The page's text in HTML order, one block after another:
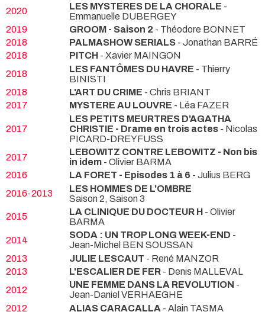
2020
LES MYSTERES DE LA CHORALE -
Emmanuelle DUBERGEY
2019
GROOM - Saison 2 - Théodore BONNET
2018
PALMASHOW SERIALS - Jonathan BARRÉ
2018
PITCH - Xavier MAINGON
2018
LES FANTÔMES DU HAVRE - Thierry
BINISTI
2018
L'ART DU CRIME - Chris BRIANT
2017
MYSTERE AU LOUVRE - Léa FAZER
2017
LES PETITS MEURTRES D'AGATHA
CHRISTIE - Drame en trois actes - Nicolas
PICARD-DREYFUSS
2017
LEBOWITZ CONTRE LEBOWITZ - Non bis
in idem - Olivier BARMA
2016
LA FORET - Episodes 1 à 6 - Julius BERG
2016-2013
LES HOMMES DE L'OMBRE
Saison 2, Saison 3
2015
LA CLINIQUE DU DOCTEUR H - Olivier
BARMA
2014
SODA : UN TROP LONG WEEK-END -
Jean-Michel BEN SOUSSAN
2013
JULIE LESCAUT - René MANZOR
2013
L'ESCALIER DE FER - Denis MALLEVAL
2012
UNE FEMME DANS LA REVOLUTION -
Jean-Daniel VERHAEGHE
2012
ALIAS CARACALLA - Alain TASMA